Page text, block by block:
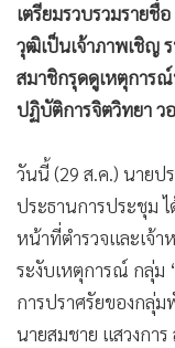
• Motoring
• เกม
• วิทยาศาสตร์
• SMEs
•
หุ้น
กองทุนรวม
• Celeb Online
• Factcheck
• ญี่ปุ่น
เตรียมรวบรวมรายชื่
วุฒิเป็นเจ้าภาพเชิญ
สมาชิกรุดดูเหตุการ
ปฏิบัติการจิตวิทยา
วันนี้ (29 ส.ค.) นาย
ประธานการประชุม
หน้าที่ตำรวจและเจ้า
ระงับเหตุการณ์ กลุ่ม
การปราศรัยของกลุ่
นายสมชาย แสวงกา